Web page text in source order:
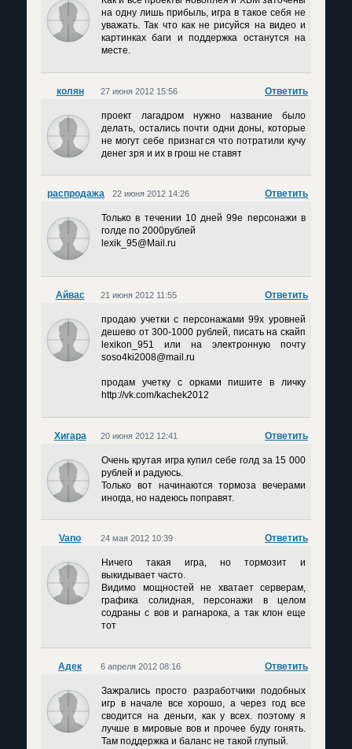
на одну лишь прибыль, игра в такое себя не
уважать. Так что как не рисуйся на видео и
картинках баги и поддержка останутся на
месте.
колян Ответить
27 июня 2012 15:56
проект лагадром нужно название было
делать, остались почти одни доны, которые
не могут себе признатся что потратили кучу
денег зря и их в грош не ставят
распродажа Ответить
22 июня 2012 14:26
Только в течении 10 дней 99е персонажи в
голде по 2000рублей
lexik_95@Mail.ru
Айвас Ответить
21 июня 2012 11:55
продаю учетки с персонажами 99х уровней
дешево от 300-1000 рублей, писать на скайп
lexikon_951 или на электронную почту
soso4ki2008@mail.ru
продам учетку с орками пишите в личку
http://vk.com/kachek2012
Хигара Ответить
20 июня 2012 12:41
Очень крутая игра купил себе голд за 15 000
рублей и радуюсь.
Только вот начинаются тормоза вечерами
иногда, но надеюсь поправят.
Vano Ответить
24 мая 2012 10:39
Ничего такая игра, но тормозит и
выкидывает часто.
Видимо мощностей не хватает серверам,
графика солидная, персонажи в целом
содраны с вов и рагнарока, а так клон еще
тот
Адек Ответить
6 апреля 2012 08:16
Зажрались просто разработчики подобных
игр в начале все хорошо, а через год все
сводится на деньги, как у всех. поэтому я
лучше в мировые вов и прочее буду гонять.
Там поддержка и баланс не такой глупый.